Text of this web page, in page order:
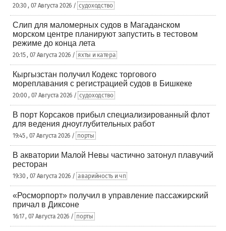
20:30 , 07 Августа 2026 / судоходство
Слип для маломерных судов в Магаданском
морском центре планируют запустить в тестовом
режиме до конца лета
20:15 , 07 Августа 2026 / яхты и катера
Кыргызстан получил Кодекс торгового
мореплавания с регистрацией судов в Бишкеке
20:00 , 07 Августа 2026 / судоходство
В порт Корсаков прибыл специализированный флот
для ведения дноуглубительных работ
19:45 , 07 Августа 2026 / порты
В акватории Малой Невы частично затонул плавучий
ресторан
19:30 , 07 Августа 2026 / аварийность и чп
«Росморпорт» получил в управление пассажирский
причал в Диксоне
16:17 , 07 Августа 2026 / порты